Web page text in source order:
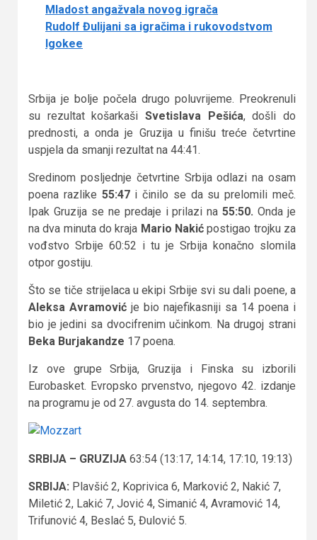
Mladost angažvala novog igrača
Rudolf Đulijani sa igračima i rukovodstvom
Igokee
Srbija je bolje počela drugo poluvrijeme. Preokrenuli
su rezultat košarkaši Svetislava Pešića, došli do
prednosti, a onda je Gruzija u finišu treće četvrtine
uspjela da smanji rezultat na 44:41.
Sredinom posljednje četvrtine Srbija odlazi na osam
poena razlike 55:47i činilo se da su prelomili meč.
Ipak Gruzija se ne predaje i prilazi na55:50. Onda je
na dva minuta do kraja Mario Nakić postigao trojku za
vođstvo Srbije 60:52 i tu je Srbija konačno slomila
otpor gostiju.
Što se tiče strijelaca u ekipi Srbije svi su dali poene, a
Aleksa Avramović je bio najefikasniji sa 14 poena i
bio je jedini sa dvocifrenim učinkom. Na drugoj strani
Beka Burjakandze 17 poena.
Iz ove grupe Srbija, Gruzija i Finska su izborili
Eurobasket. Evropsko prvenstvo, njegovo 42. izdanje
na programu je od 27. avgusta do 14. septembra.
SRBIJA – GRUZIJA 63:54 (13:17, 14:14, 17:10, 19:13)
SRBIJA: Plavšić 2, Koprivica 6, Marković 2, Nakić 7,
Miletić 2, Lakić 7, Jović 4, Simanić 4, Avramović 14,
Trifunović 4, Beslać 5, Đulović 5.